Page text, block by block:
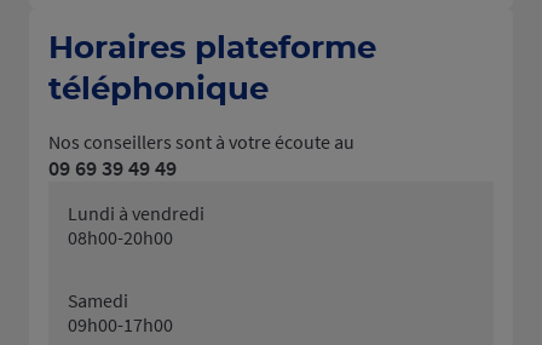
Horaires plateforme
téléphonique
Nos conseillers sont à votre écoute au
09 69 39 49 49
Lundi à vendredi
08h00-20h00
Samedi
09h00-17h00